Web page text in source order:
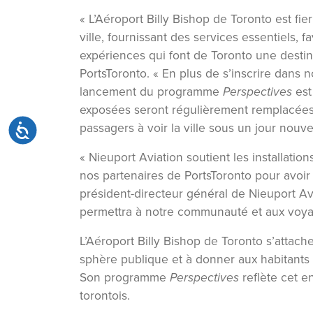
Accessibilité
« L’Aéroport Billy Bishop de Toronto est
ville, fournissant des services essentiels,
expériences qui font de Toronto une
PortsToronto. « En plus de s’inscrire
lancement du programme Perspectives
exposées seront régulièrement
passagers à voir la ville sous un jour
« Nieuport Aviation soutient les
nos partenaires de PortsToronto pour
président-directeur général de Nieuport
permettra à notre communauté et aux
L’Aéroport Billy Bishop de Toronto
sphère publique et à donner aux
Son programme Perspectives reflète cet
torontois.